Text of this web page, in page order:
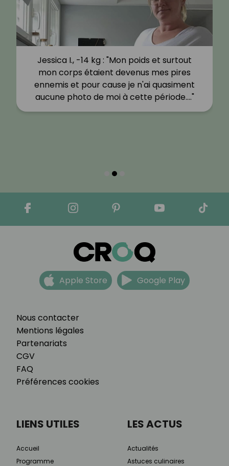
Jessica I., -14 kg : "Mon poids et surtout
mon corps étaient devenus mes pires
ennemis et pour cause je n'ai quasiment
aucune photo de moi à cette période.…"
Nous contacter
Mentions légales
Partenariats
CGV
FAQ
Préférences cookies
Apple Store Google Play
LIENS UTILES
Accueil
Programme
LES ACTUS
Actualités
Astuces culinaires